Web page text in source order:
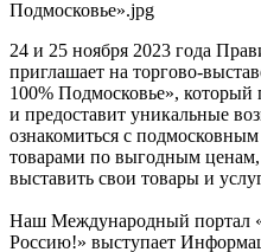
24 и 25 ноября 2023 года
приглашает на торгово-
100% Подмосковье»,
и предоставит уникальные
ознакомиться с
товарами по выгодным
выставить свои товары и
Наш Международный
Россию!» выступает